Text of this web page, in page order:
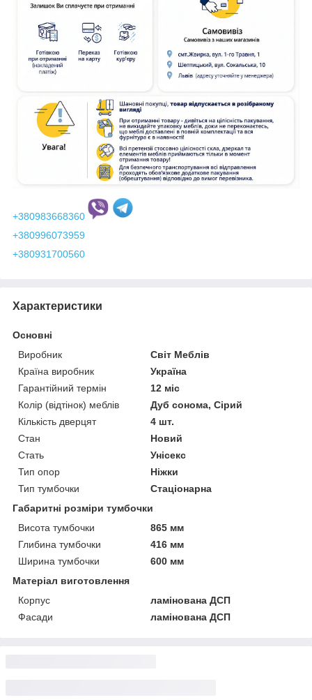
+380983668360
+380996073959
+380931700560
Характеристики
Основні
Виробник
Світ Меблів
Країна виробник
Україна
Гарантійний термін
12 міс
Колір (відтінок) меблів
Дуб сонома, Сірий
Кількість дверцят
4 шт.
Стан
Новий
Стать
Унісекс
Тип опор
Ніжки
Тип тумбочки
Стаціонарна
Габаритні розміри тумбочки
Висота тумбочки
865 мм
Глибина тумбочки
416 мм
Ширина тумбочки
600 мм
Матеріал виготовлення
Корпус
ламінована ДСП
Фасади
ламінована ДСП